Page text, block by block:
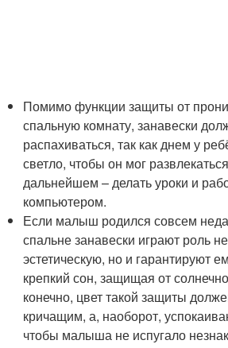
Помимо функции защиты от
спальную комнату, занавески
распахиваться, так как днем у
светло, чтобы он мог
дальнейшем – делать уроки и
компьютером.
Если малыш родился совсем
спальне занавески играют роль
эстетическую, но и гарантируют
крепкий сон, защищая от
конечно, цвет такой защиты
кричащим, а, наоборот,
чтобы малыша не испугало